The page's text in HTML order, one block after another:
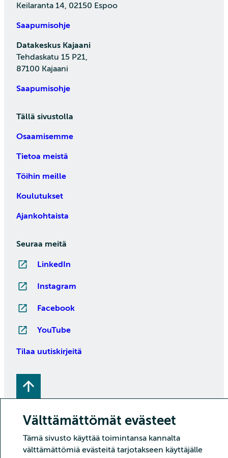
Välttämättömät evästeet
Tämä sivusto käyttää toimintansa kannalta
välttämättömiä evästeitä tarjotakseen käyttäjälle
Keilaranta 14, 02150 Espoo
Saapumisohje
Datakeskus Kajaani
Tehdaskatu 15 P21,
87100 Kajaani
Saapumisohje
Tällä sivustolla
Osaamisemme
Tietoa meistä
Töihin meille
Koulutukset
Ajankohtaista
Seuraa meitä
LinkedIn
Instagram
Facebook
YouTube
Tilaa uutiskirjeitä
Copyright CSC – Tieteen tietotekniikan keskus Oy